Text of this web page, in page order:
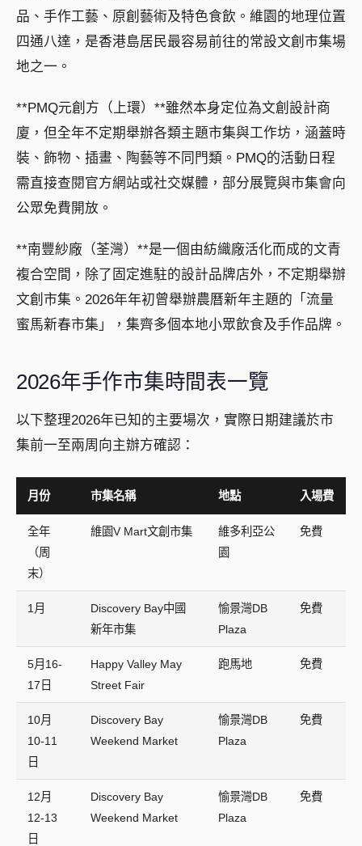
品、手作工藝、原創藝術及特色食飲。維園的地理位置
四通八達，是香港島居民最容易前往的常設文創市集場
地之一。
**PMQ元創方（上環）**雖然本身定位為文創設計商
廈，但全年不定期舉辦各類主題市集與工作坊，涵蓋時
裝、飾物、插畫、陶藝等不同門類。PMQ的活動日程
需直接查閱官方網站或社交媒體，部分展覽與市集會向
公眾免費開放。
**南豐紗廠（荃灣）**是一個由紡織廠活化而成的文青
複合空間，除了固定進駐的設計品牌店外，不定期舉辦
文創市集。2026年年初曾舉辦農曆新年主題的「流量
蜜馬新春市集」，集齊多個本地小眾飲食及手作品牌。
2026年手作市集時間表一覽
以下整理2026年已知的主要場次，實際日期建議於市
集前一至兩周向主辦方確認：
月份 市集名稱 地點 入場費
全年
（周
末）
維園V Mart文創市集
維多利亞公
園
免費
1月
Discovery Bay中國
新年市集
愉景灣DB
Plaza
免費
5月16-
17日
Happy Valley May
Street Fair
跑馬地 免費
10月
10-11
日
Discovery Bay
Weekend Market
愉景灣DB
Plaza
免費
12月
12-13
日
Discovery Bay
Weekend Market
愉景灣DB
Plaza
免費